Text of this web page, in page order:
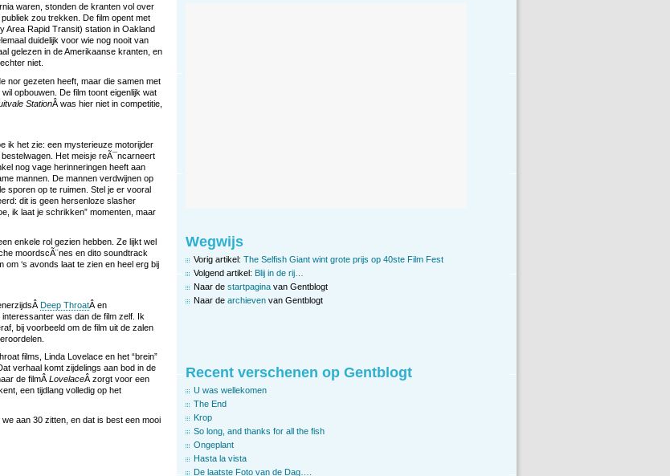
waren, stonden de kranten vol over
publiek zou trekken. De film opent met
Area Rapid Transit) station in Oakland
duidelijk voor wie nog nooit van
gelezen in de Amerikaanse kranten, en
niet.
nor gezeten heeft, maar die samen met
opbouwen. De film toont eigenlijk wat
StationÂ was hier niet in competitie,
ik het zie: een mysterieuze motorijder
Het meisje reÃ¯ncarneert
nog vage herinneringen heeft aan
mannen. De mannen verdwijnen op
sporen op te ruimen. Stel je er vooral
dit is geen hersenloze slasher
ik laat je schrikken” momenten, maar
enkele rol gezien hebben. Ze lijkt wel
moordscÃ¨nes en dito soundtrack
‘s avonds laat te zien en heel erg bij
Deep ThroatÂ en
interessanter was dan de film zelf. Ik
bij voorbeeld om de film uit de zalen
films, Linda Lovelace en het “brein”
verhaal komt zijdelings aan bod in de
de filmÂLovelaceÂ zorgt voor een
een tijdlang volledig op het
aan 30 zitten, en dat is best een mooi
Wegwijs
Vorig artikel: The Selfish Giant wint grote prijs op 40ste Film Fest
Volgend artikel: Blij in de rij…
Naar de startpagina van Gentblogt
Naar de archieven van Gentblogt
Recent verschenen op Gentblogt
U was wellekomen
The End
Krop
So long, and thanks for all the fish
Ongeplant
Hasta la vista
De laatste Foto van de Dag….